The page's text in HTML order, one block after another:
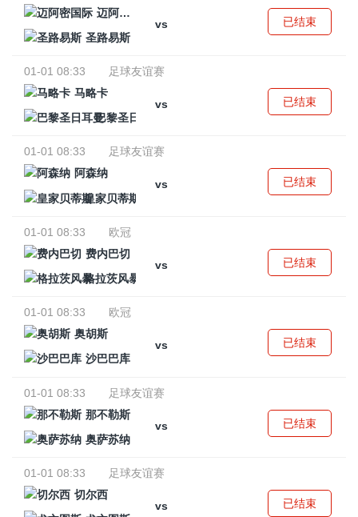
迈阿密国际
vs
圣路易斯
已结束
01-01 08:33
足球友谊赛
马略卡
vs
巴黎圣日耳曼
已结束
01-01 08:33
足球友谊赛
阿森纳
vs
皇家贝蒂斯
已结束
01-01 08:33
欧冠
费内巴切
vs
格拉茨风暴
已结束
01-01 08:33
欧冠
奥胡斯
vs
沙巴巴库
已结束
01-01 08:33
足球友谊赛
那不勒斯
vs
奥萨苏纳
已结束
01-01 08:33
足球友谊赛
切尔西
vs
已结束